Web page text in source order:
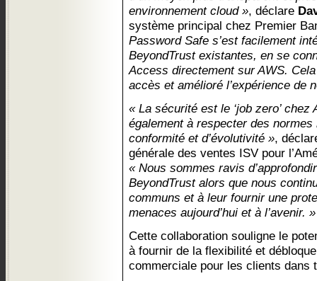
environnement cloud », déclare
système principal chez Premier
Password Safe s’est facilement
BeyondTrust existantes, en se
Access directement sur AWS.
accès et amélioré l’expérience de
« La sécurité est le ‘job zero’ chez
également à respecter des
conformité et d’évolutivité »,
générale des ventes ISV pour
« Nous sommes ravis
BeyondTrust alors que nous
communs et à leur fournir une
menaces aujourd’hui et à l’avenir. »
Cette collaboration souligne le
à fournir de la flexibilité et
commerciale pour les clients dans